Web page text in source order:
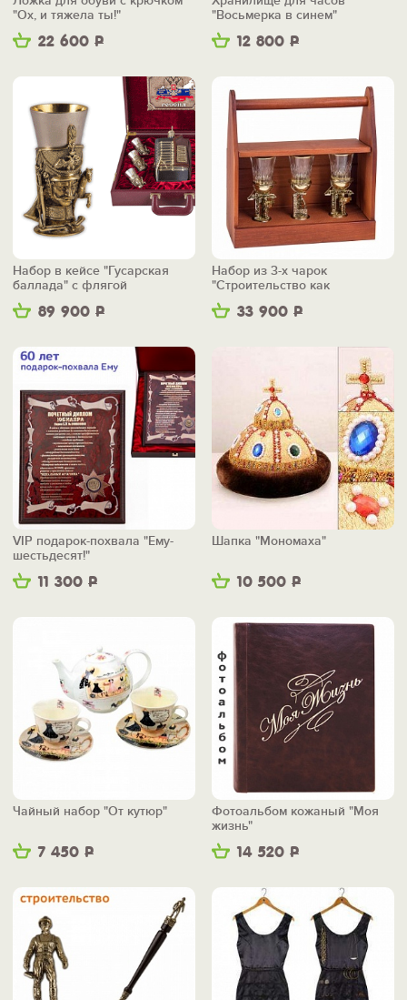
22 600 Р
"Ох, и тяжела ты!"
12 800 Р
"Восьмерка в синем"
89 900 Р
Набор в кейсе "Гусарская
баллада" с флягой
33 900 Р
Набор из 3-х чарок
"Строительство как
искусство" в ящике
11 300 Р
VIP подарок-похвала "Ему-
шестьдесят!"
10 500 Р
Шапка "Мономаха"
7 450 Р
Чайный набор "От кутюр"
14 520 Р
Фотоальбом кожаный "Моя
жизнь"